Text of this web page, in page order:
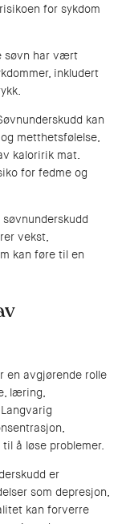
for sykdom
søvn har vært
inkludert
kan
metthetsfølelse,
kaloririk mat.
for fedme og
vekst,
kan føre til en
en avgjørende rolle
læring,
å løse problemer.
er
som depresjon,
kan forverre